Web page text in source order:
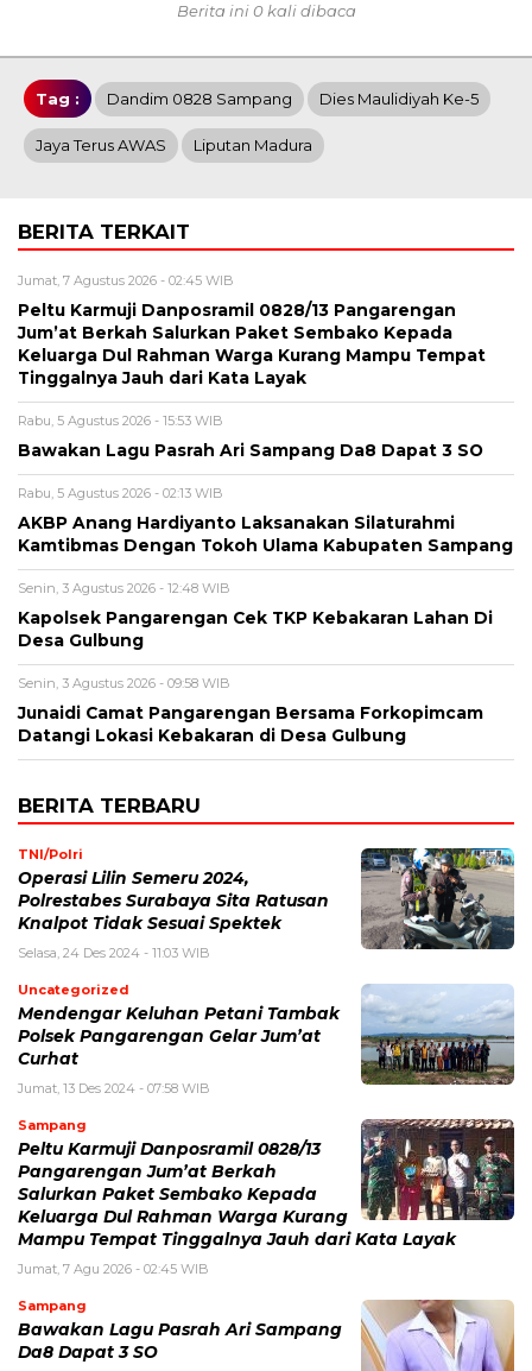
Berita ini 0 kali dibaca
Tag : Dandim 0828 Sampang Dies Maulidiyah Ke-5
Jaya Terus AWAS Liputan Madura
BERITA TERKAIT
Jumat, 7 Agustus 2026 - 02:45 WIB
Peltu Karmuji Danposramil 0828/13 Pangarengan
Jum’at Berkah Salurkan Paket Sembako Kepada
Keluarga Dul Rahman Warga Kurang Mampu Tempat
Tinggalnya Jauh dari Kata Layak
Rabu, 5 Agustus 2026 - 15:53 WIB
Bawakan Lagu Pasrah Ari Sampang Da8 Dapat 3 SO
Rabu, 5 Agustus 2026 - 02:13 WIB
AKBP Anang Hardiyanto Laksanakan Silaturahmi
Kamtibmas Dengan Tokoh Ulama Kabupaten Sampang
Senin, 3 Agustus 2026 - 12:48 WIB
Kapolsek Pangarengan Cek TKP Kebakaran Lahan Di
Desa Gulbung
Senin, 3 Agustus 2026 - 09:58 WIB
Junaidi Camat Pangarengan Bersama Forkopimcam
Datangi Lokasi Kebakaran di Desa Gulbung
BERITA TERBARU
TNI/Polri
Operasi Lilin Semeru 2024,
Polrestabes Surabaya Sita Ratusan
Knalpot Tidak Sesuai Spektek
Selasa, 24 Des 2024 - 11:03 WIB
Uncategorized
Mendengar Keluhan Petani Tambak
Polsek Pangarengan Gelar Jum’at
Curhat
Jumat, 13 Des 2024 - 07:58 WIB
Sampang
Peltu Karmuji Danposramil 0828/13
Pangarengan Jum’at Berkah
Salurkan Paket Sembako Kepada
Keluarga Dul Rahman Warga Kurang
Mampu Tempat Tinggalnya Jauh dari Kata Layak
Jumat, 7 Agu 2026 - 02:45 WIB
Sampang
Bawakan Lagu Pasrah Ari Sampang
Da8 Dapat 3 SO